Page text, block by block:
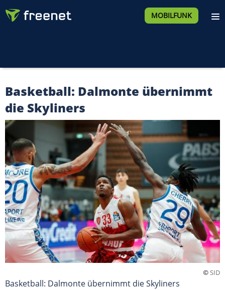
MOBILFUNK
Basketball: Dalmonte übernimmt
die Skyliners
©SID
Basketball: Dalmonte übernimmt die Skyliners